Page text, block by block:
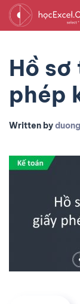
Hồ
phép
Written by